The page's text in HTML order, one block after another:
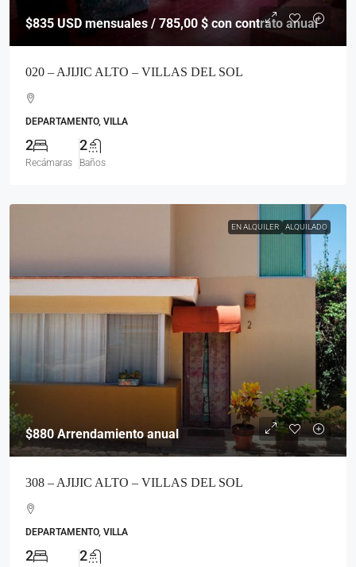
$835 USD mensuales / 785,00 $ con contrato anual
020 – AJIJIC ALTO – VILLAS DEL SOL
DEPARTAMENTO, VILLA
2
Recámaras
2
Baños
EN ALQUILER ALQUILADO
$880Arrendamiento anual
308 – AJIJIC ALTO – VILLAS DEL SOL
DEPARTAMENTO, VILLA
2 2